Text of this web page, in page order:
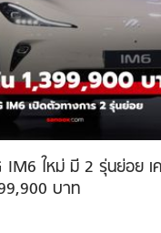
IM6 ใหม่ มี 2 รุ่นย่อย เค
บาท